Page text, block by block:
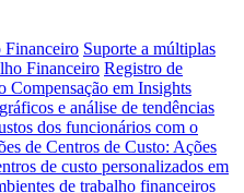
Financeiro Suporte a múltiplas
Financeiro Registro de
Compensação em Insights
e análise de tendências
dos funcionários com o
de Centros de Custo: Ações
de custo personalizados em
de trabalho financeiros